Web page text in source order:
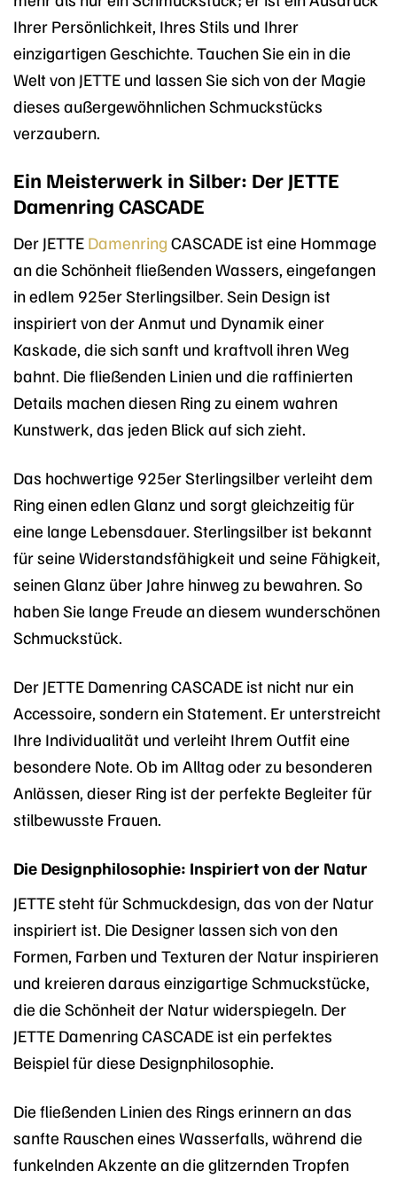
Ihrer Persönlichkeit, Ihres Stils und Ihrer
einzigartigen Geschichte. Tauchen Sie ein in die
Welt von JETTE und lassen Sie sich von der Magie
dieses außergewöhnlichen Schmuckstücks
verzaubern.
Ein Meisterwerk in Silber: Der JETTE
Damenring CASCADE
Der JETTE Damenring CASCADE ist eine Hommage
an die Schönheit fließenden Wassers, eingefangen
in edlem 925er Sterlingsilber. Sein Design ist
inspiriert von der Anmut und Dynamik einer
Kaskade, die sich sanft und kraftvoll ihren Weg
bahnt. Die fließenden Linien und die raffinierten
Details machen diesen Ring zu einem wahren
Kunstwerk, das jeden Blick auf sich zieht.
Das hochwertige 925er Sterlingsilber verleiht dem
Ring einen edlen Glanz und sorgt gleichzeitig für
eine lange Lebensdauer. Sterlingsilber ist bekannt
für seine Widerstandsfähigkeit und seine Fähigkeit,
seinen Glanz über Jahre hinweg zu bewahren. So
haben Sie lange Freude an diesem wunderschönen
Schmuckstück.
Der JETTE Damenring CASCADE ist nicht nur ein
Accessoire, sondern ein Statement. Er unterstreicht
Ihre Individualität und verleiht Ihrem Outfit eine
besondere Note. Ob im Alltag oder zu besonderen
Anlässen, dieser Ring ist der perfekte Begleiter für
stilbewusste Frauen.
Die Designphilosophie: Inspiriert von der Natur
JETTE steht für Schmuckdesign, das von der Natur
inspiriert ist. Die Designer lassen sich von den
Formen, Farben und Texturen der Natur inspirieren
und kreieren daraus einzigartige Schmuckstücke,
die die Schönheit der Natur widerspiegeln. Der
JETTE Damenring CASCADE ist ein perfektes
Beispiel für diese Designphilosophie.
Die fließenden Linien des Rings erinnern an das
sanfte Rauschen eines Wasserfalls, während die
funkelnden Akzente an die glitzernden Tropfen